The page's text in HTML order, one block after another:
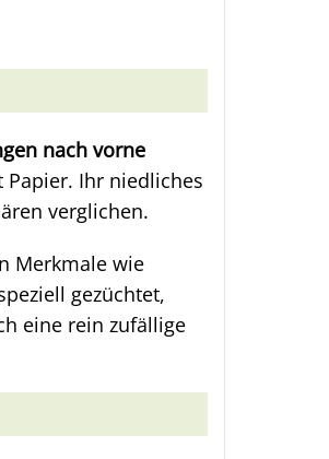
nach vorne
Ihr niedliches
verglichen.
Merkmale wie
gezüchtet,
eine rein zufällige